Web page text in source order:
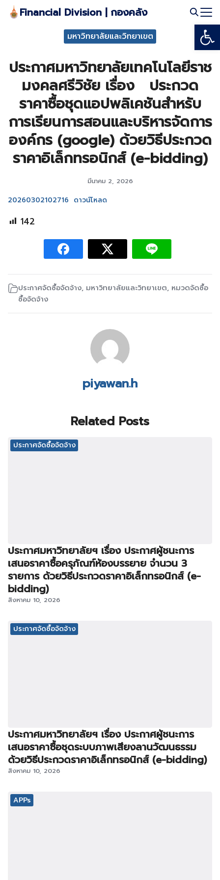
Skip Financial Division | กองคลัง
มหาวิทยาลัยและวิทยาเขต
ประกาศมหาวิทยาลัยเทคโนโลยีราช
มงคลศรีวิชัย เรื่อง ประกวด
ราคาซื้อชุดแอปพลิเคชันสำหรับ
การเรียนการสอนและบริหารจัดการ
องค์กร (google) ด้วยวิธีประกวด
ราคาอิเล็กทรอนิกส์ (e-bidding)
มีนาคม 2, 2026
20260302102716 ดาวน์โหลด
142
ประกาศจัดซื้อจัดจ้าง, มหาวิทยาลัยและวิทยาเขต, หมวดจัดซื้อ
ซื้อจัดจ้าง
piyawan.h
Related Posts
ประกาศจัดซื้อจัดจ้าง
ประกาศมหาวิทยาลัยฯ เรื่อง ประกาศผู้ชนะการ
เสนอราคาซื้อครุภัณฑ์ห้องบรรยาย จำนวน 3
รายการ ด้วยวิธีประกวดราคาอิเล็กทรอนิกส์ (e-
bidding)
สิงหาคม 10, 2026
ประกาศจัดซื้อจัดจ้าง
ประกาศมหาวิทยาลัยฯ เรื่อง ประกาศผู้ชนะการ
เสนอราคาซื้อชุดระบบภาพเสียงลานวัฒนธรรม
ด้วยวิธีประกวดราคาอิเล็กทรอนิกส์ (e-bidding)
สิงหาคม 10, 2026
APPs